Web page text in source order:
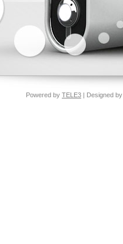
Powered by TELE3 | Designed by